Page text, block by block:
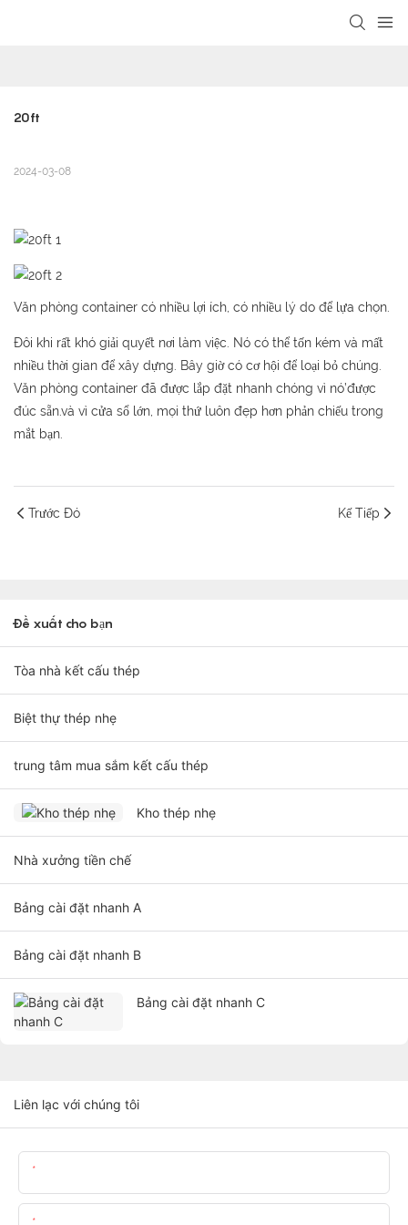
20ft
2024-03-08
Văn phòng container có nhiều lợi ích, có nhiều lý do để lựa chọn.
Đôi khi rất khó giải quyết nơi làm việc. Nó có thể tốn kém và mất
nhiều thời gian để xây dựng. Bây giờ có cơ hội để loại bỏ chúng.
Văn phòng container đã được lắp đặt nhanh chóng vì nó’được
đúc sẵn.và vì cửa sổ lớn, mọi thứ luôn đẹp hơn phản chiếu trong
mắt bạn.
Trước Đó Kế Tiếp
Đề xuất cho bạn
Tòa nhà kết cấu thép
Biệt thự thép nhẹ
trung tâm mua sắm kết cấu thép
Kho thép nhẹ
Nhà xưởng tiền chế
Bảng cài đặt nhanh A
Bảng cài đặt nhanh B
Bảng cài đặt nhanh C
Liên lạc với chúng tôi